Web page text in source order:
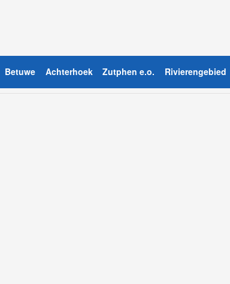
Betuwe Achterhoek Zutphen e.o. Rivierengebied